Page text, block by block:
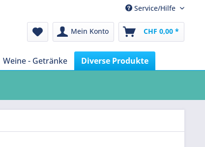
Service/Hilfe
Mein Konto CHF 0,00 *
Weine - Getränke Diverse Produkte